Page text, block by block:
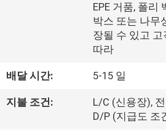
투
어
EPE 거품, 폴리
박스 또는 나무
장될 수 있고
따라
배달 시간: 5-15 일
지불 조건:
L/C (신용장),
D/P (지급도 조